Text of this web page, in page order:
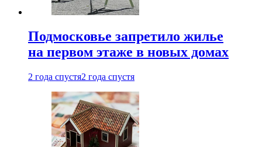
Подмосковье запретило жилье
на первом этаже в новых домах
2 года спустя2 года спустя